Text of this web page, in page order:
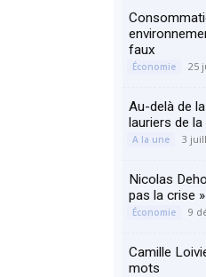
faux
Économie 25
Au-delà de
lauriers de
A la une 3
Nicolas
pas la crise »
Économie 9
Camille
mots